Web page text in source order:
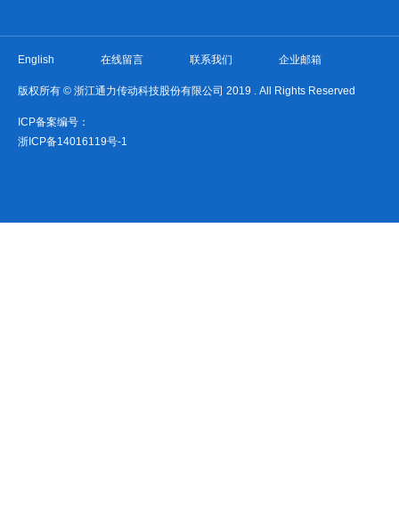
English 在线留言 联系我们 企业邮箱
版权所有 © 浙江通力传动科技股份有限公司 2019 . All Rights Reserved
ICP备案编号：
浙ICP备14016119号-1